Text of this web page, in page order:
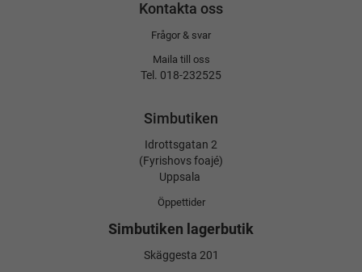
Kontakta oss
Frågor & svar
Maila till oss
Tel. 018-232525
Simbutiken
Idrottsgatan 2
(Fyrishovs foajé)
Uppsala
Öppettider
Simbutiken lagerbutik
Skäggesta 201